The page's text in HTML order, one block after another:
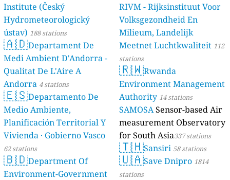
Institute (Český
Hydrometeorologický
ústav) 188 stations
🇦🇩Departament De
Medi Ambient D'Andorra -
Qualitat De L'Aire A
Andorra 4 stations
🇪🇸Departamento De
Medio Ambiente,
Planificación Territorial Y
Vivienda · Gobierno Vasco
62 stations
🇧🇩Department Of
Environment-Government
RIVM - Rijksinstituut Voor
Volksgezondheid En
Milieum, Landelijk
Meetnet Luchtkwaliteit 112
stations
🇷🇼Rwanda
Environment Management
Authority 14 stations
SAMOSASensor-based Air
measurement Observatory
for South Asia337 stations
🇹🇭Sansiri 58 stations
🇺🇦Save Dnipro 1814
stations